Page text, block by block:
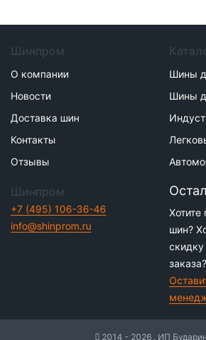
Шинпром
О компании
Новости
Доставка шин
Контакты
Отзывы
Шины
Шины
Шинпром
+7 (495) 106-36-46
info@shinprom.ru
шин?
2014 - 2026 . ИП